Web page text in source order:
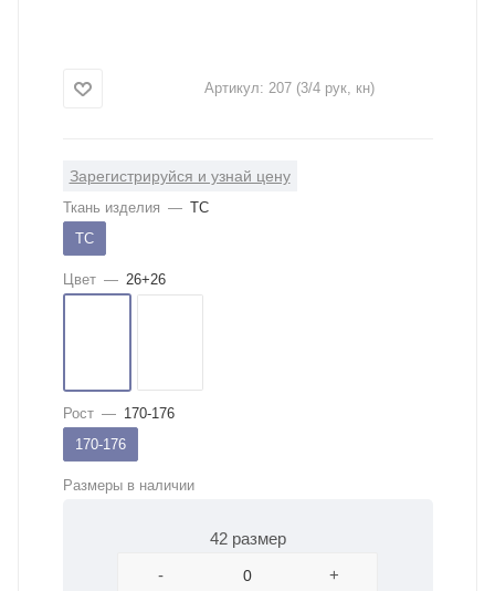
Артикул: 207 (3/4 рук, кн)
Зарегистрируйся и узнай цену
Ткань изделия — ТС
ТС
Цвет — 26+26
Рост — 170-176
170-176
Размеры в наличии
42 размер
-
+